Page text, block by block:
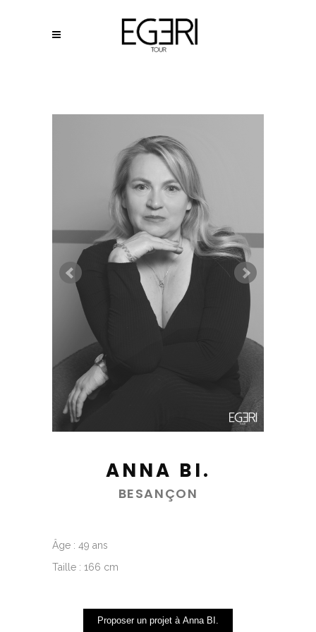
ANNA BI.
BESANÇON
Âge : 49 ans
Taille : 166 cm
Proposer un projet à Anna BI.